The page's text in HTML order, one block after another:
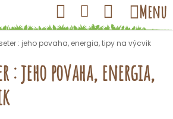
Hľadať Prihlásenie
Nákupný
košík
Menu
: jeho povaha, energia, tipy na výcvik
: jeho povaha, energia,